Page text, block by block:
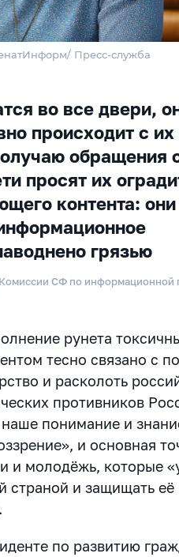
Пресс-служба
во все двери,
происходит с
обращения
просят их
контента: они
грязью
СФ по информационной
рунета
тесно связано с
и расколоть
противников
понимание и
и основная
и молодёжь, которые
страной и защищать
по развитию